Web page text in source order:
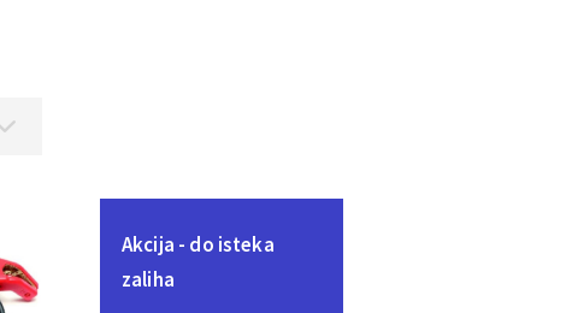
Akcija - do isteka
zaliha